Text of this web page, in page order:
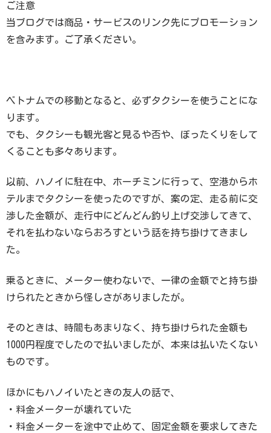
ご注意
当ブログでは商品・サービスのリンク先にプロモーション
を含みます。ご了承ください。
ベトナムでの移動となると、必ずタクシーを使うことにな
ります。
でも、タクシーも観光客と見るや否や、ぼったくりをして
くることも多々あります。
以前、ハノイに駐在中、ホーチミンに行って、空港からホ
テルまでタクシーを使ったのですが、案の定、走る前に交
渉した金額が、走行中にどんどん釣り上げ交渉してきて、
それを払わないならおろすという話を持ち掛けてきまし
た。
乗るときに、メーター使わないで、一律の金額でと持ち掛
けられたときから怪しさがありましたが。
そのときは、時間もあまりなく、持ち掛けられた金額も
1000円程度でしたので払いましたが、本来は払いたくない
ものです。
ほかにもハノイいたときの友人の話で、
・料金メーターが壊れていた
・料金メーターを途中で止めて、固定金額を要求してきた